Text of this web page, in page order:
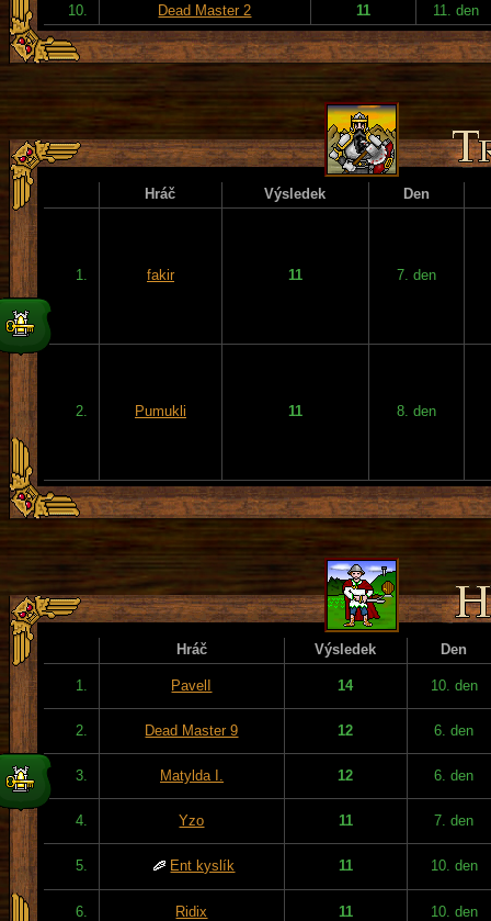
10.
Dead Master 2 11 11. den
Hráč Výsledek Den
1. fakir 11 7. den
2. Pumukli 11 8. den
Hráč Výsledek Den
1. PavelI 14 10. den
2. Dead Master 9 12 6. den
3. Matylda I. 12 6. den
4. Yzo 11 7. den
5. Ent kyslík 11 10. den
6. Ridix 11 10. den